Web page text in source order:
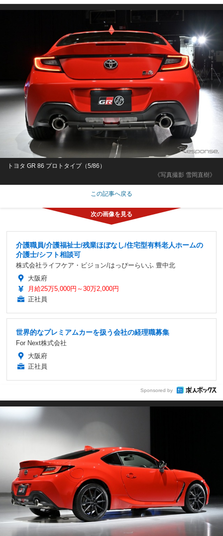
《写真撮影 雪岡直樹》
トヨタ GR 86 プロトタイプ（5/86）
この記事へ戻る
介護職員/介護福祉士/残業ほぼなし/住宅型有料老人ホームの
介護士/シフト相談可
株式会社ライフケア・ビジョン/はっぴーらいふ 豊中北
大阪府
月給25万5,000円～30万2,000円
正社員
世界的なプレミアムカーを扱う会社の経理職募集
For Next株式会社
大阪府
正社員
Sponsored by